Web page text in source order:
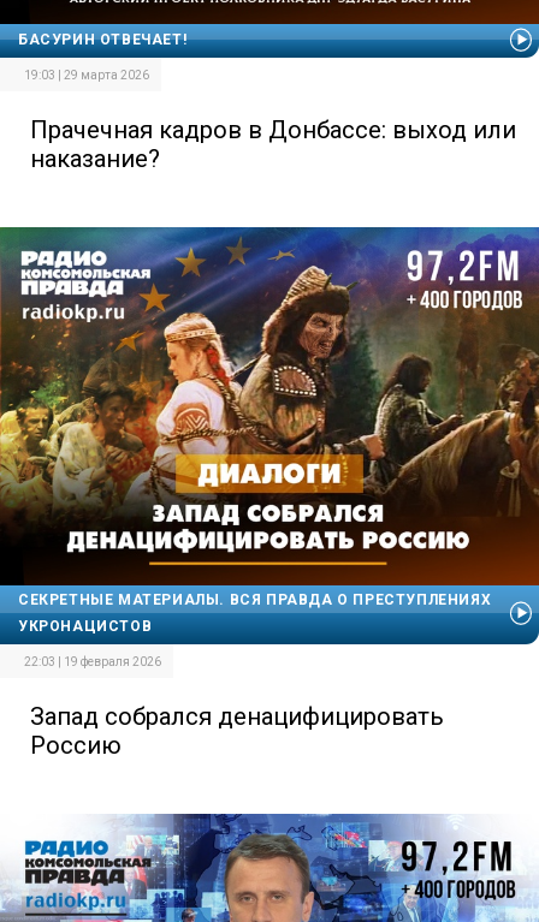
БАСУРИН ОТВЕЧАЕТ!
19:03 | 29 марта 2026
Прачечная кадров в Донбассе: выход или
наказание?
СЕКРЕТНЫЕ МАТЕРИАЛЫ. ВСЯ ПРАВДА О ПРЕСТУПЛЕНИЯХ
УКРОНАЦИСТОВ
22:03 | 19 февраля 2026
Запад собрался денацифицировать
Россию